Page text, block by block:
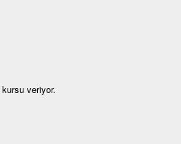
kursu veriyor.